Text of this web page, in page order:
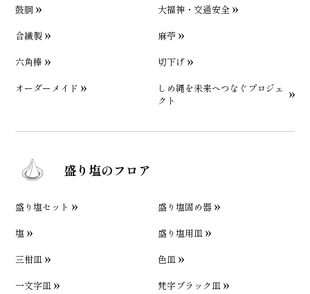
鼓胴
大福神・交通安全
合繊製
麻苧
六角棒
切下げ
オーダーメイド
しめ縄を未来へつなぐプロジェ
クト
盛り塩のフロア
盛り塩セット
盛り塩固め器
塩
盛り塩用皿
三柑皿
色皿
一文字皿
梵字ブラック皿